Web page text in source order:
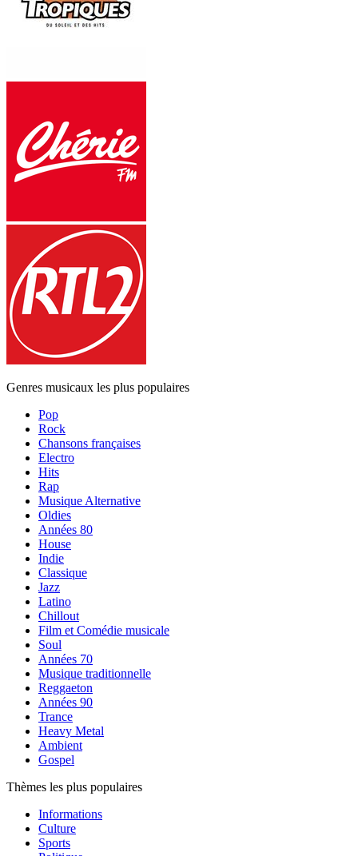
Genres musicaux les plus populaires
Pop
Rock
Chansons françaises
Electro
Hits
Rap
Musique Alternative
Oldies
Années 80
House
Indie
Classique
Jazz
Latino
Chillout
Film et Comédie musicale
Soul
Années 70
Musique traditionnelle
Reggaeton
Années 90
Trance
Heavy Metal
Ambient
Gospel
Thèmes les plus populaires
Informations
Culture
Sports